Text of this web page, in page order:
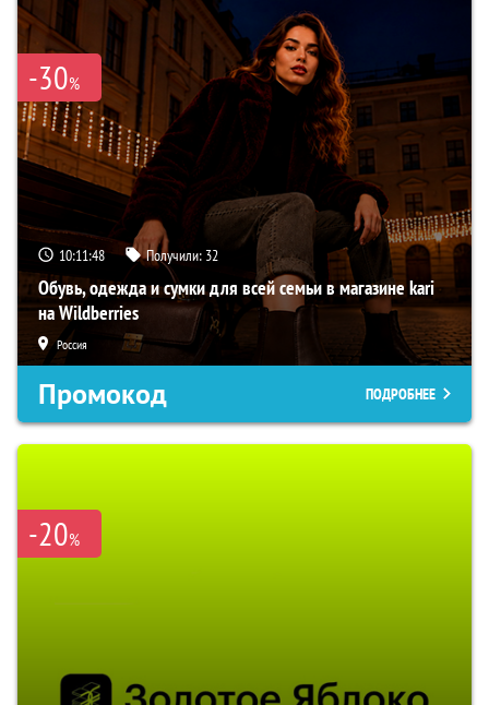
-30%
10:11:47 Получили: 32
Обувь, одежда и сумки для всей семьи в магазине kari
на Wildberries
Россия
Промокод ПОДРОБНЕЕ
-20%